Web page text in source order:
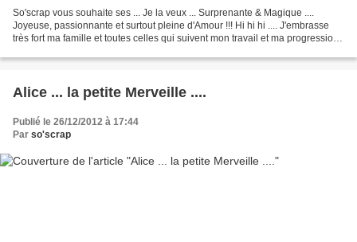
So'scrap vous souhaite ses ... Je la veux ... Surprenante & Magique ....
Joyeuse, passionnante et surtout pleine d'Amour !!! Hi hi hi .... J'embrasse
très fort ma famille et toutes celles qui suivent mon travail et ma progression
Alice ... la petite Merveille ....
Publié le 26/12/2012 à 17:44
Par so'scrap